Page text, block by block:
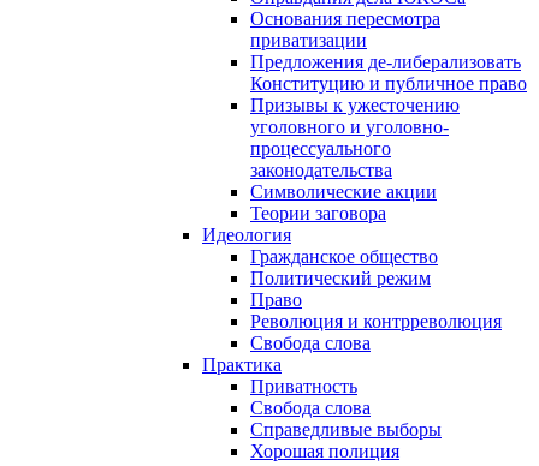
Основания пересмотра
приватизации
Предложения де-либерализовать
Конституцию и публичное право
Призывы к ужесточению
уголовного и уголовно-
процессуального
законодательства
Символические акции
Теории заговора
Идеология
Гражданское общество
Политический режим
Право
Революция и контрреволюция
Свобода слова
Практика
Приватность
Свобода слова
Справедливые выборы
Хорошая полиция